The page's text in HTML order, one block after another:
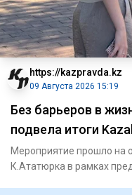
https://kazpravda.kz
09 Августа 2026 15:19
Без барьеров в
подвела итоги
Мероприятие прошло на
К.Ататюрка в рамках